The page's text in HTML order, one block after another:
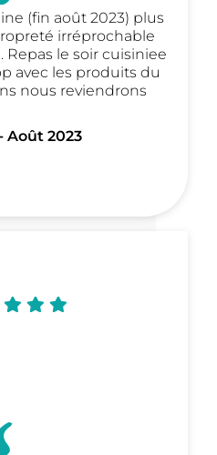
(fin août 2023) plus
irréprochable
Repas le soir cuisiniee
avec les produits du
nous reviendrons
Août 2023